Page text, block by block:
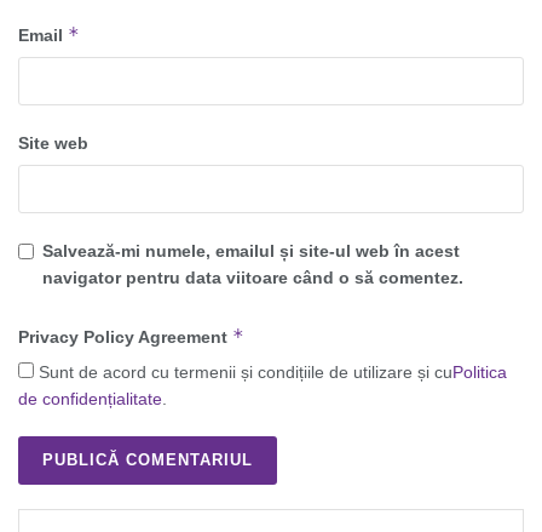
Email *
Site web
Salvează-mi numele, emailul și site-ul web în acest
navigator pentru data viitoare când o să comentez.
Privacy Policy Agreement *
Sunt de acord cu termenii și condițiile de utilizare și cuPolitica
de confidențialitate.